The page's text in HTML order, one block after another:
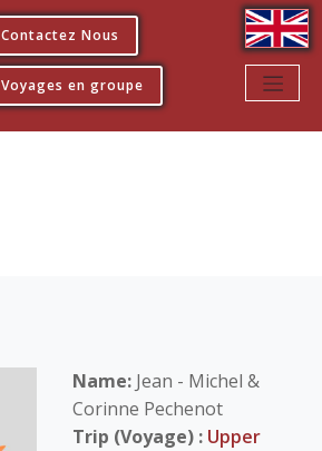
Contactez Nous
Voyages en groupe
Name: Jean - Michel &
Corinne Pechenot
Trip (Voyage) : Upper